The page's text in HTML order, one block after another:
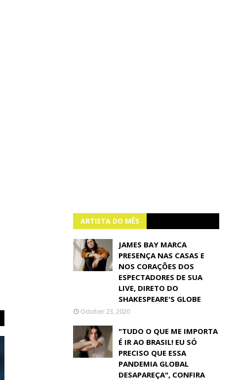
ARTISTA DO MÊS
JAMES BAY MARCA
PRESENÇA NAS CASAS E
NOS CORAÇÕES DOS
ESPECTADORES DE SUA
LIVE, DIRETO DO
SHAKESPEARE'S GLOBE
October 23, 2020
"TUDO O QUE ME IMPORTA
É IR AO BRASIL! EU SÓ
PRECISO QUE ESSA
PANDEMIA GLOBAL
DESAPAREÇA", CONFIRA